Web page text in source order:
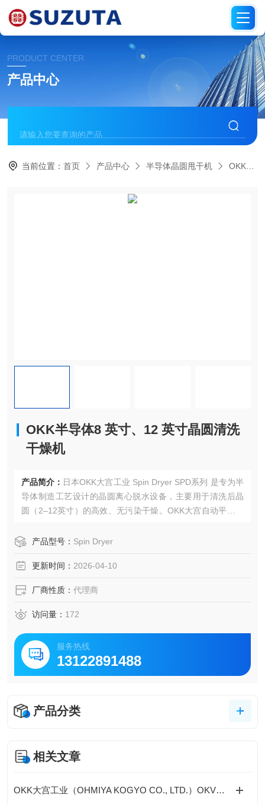
PRODUCT CENTER
产品中心
当前位置：首页 产品中心 半导体晶圆甩干机 OKK大宫工业
OKK半导体8 英寸、12 英寸晶圆清洗
干燥机
产品简介： 日本OKK大宫工业 Spin Dryer SPD系列 是专为半
导体制造工艺设计的晶圆离心脱水设备，主要用于清洗后晶
圆（2–12英寸）的高效、无污染干燥。OKK大宫自动平衡技
颗粒污染，适用于前道工艺后的湿法处理环节。日本SPINDR
2 英寸晶圆清洗干燥机
产品型号： Spin Dryer
更新时间： 2026-04-10
厂商性质： 代理商
访问量： 172
服务热线
13122891488
产品分类
相关文章
OKK大宫工业（OHMIYA KOGYO CO., LTD.）OKV系列立式离心甩干机工作原理